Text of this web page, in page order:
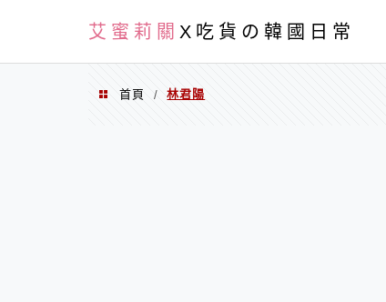
艾蜜莉關 X吃貨の韓國日常
首頁 / 林君陽